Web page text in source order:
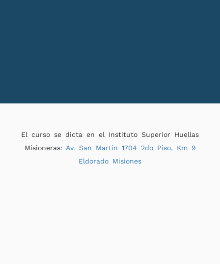
El curso se dicta en el Instituto Superior Huellas
Misioneras: Av. San Martin 1704 2do Piso, Km 9
Eldorado Misiones